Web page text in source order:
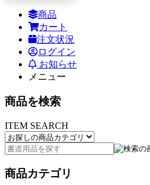
商品
カート
注文状況
ログイン
お知らせ
メニュー
商品を検索
ITEM SEARCH
商品カテゴリ